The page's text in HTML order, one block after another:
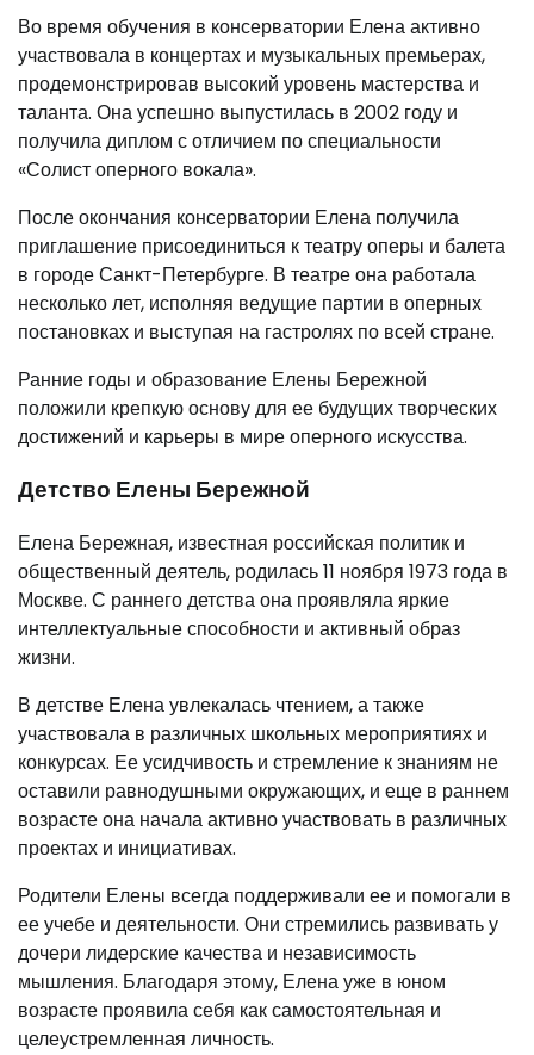
Во время обучения в консерватории Елена активно
участвовала в концертах и музыкальных премьерах,
продемонстрировав высокий уровень мастерства и
таланта. Она успешно выпустилась в 2002 году и
получила диплом с отличием по специальности
«Солист оперного вокала».
После окончания консерватории Елена получила
приглашение присоединиться к театру оперы и балета
в городе Санкт-Петербурге. В театре она работала
несколько лет, исполняя ведущие партии в оперных
постановках и выступая на гастролях по всей стране.
Ранние годы и образование Елены Бережной
положили крепкую основу для ее будущих творческих
достижений и карьеры в мире оперного искусства.
Детство Елены Бережной
Елена Бережная, известная российская политик и
общественный деятель, родилась 11 ноября 1973 года в
Москве. С раннего детства она проявляла яркие
интеллектуальные способности и активный образ
жизни.
В детстве Елена увлекалась чтением, а также
участвовала в различных школьных мероприятиях и
конкурсах. Ее усидчивость и стремление к знаниям не
оставили равнодушными окружающих, и еще в раннем
возрасте она начала активно участвовать в различных
проектах и инициативах.
Родители Елены всегда поддерживали ее и помогали в
ее учебе и деятельности. Они стремились развивать у
дочери лидерские качества и независимость
мышления. Благодаря этому, Елена уже в юном
возрасте проявила себя как самостоятельная и
целеустремленная личность.